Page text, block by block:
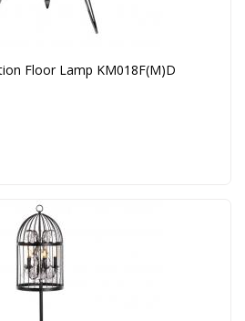
Floor Lamp KM018F(M)D